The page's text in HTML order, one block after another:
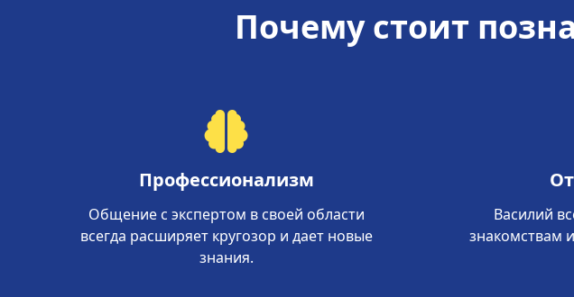
Почему стоит
Профессионализм
Общение с экспертом в своей области
всегда расширяет кругозор и дает новые
знания.
Василий
знакомствам